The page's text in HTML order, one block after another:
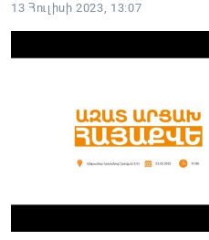
13 Հուլիսի 2023, 13:07